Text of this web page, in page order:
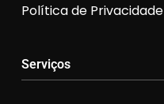
Política de Privacidade
Serviços